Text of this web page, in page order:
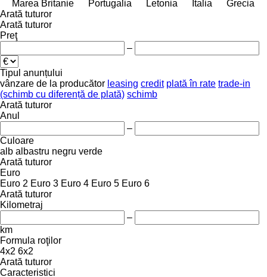
Marea Britanie
Portugalia Letonia Italia
Grecia
Arată tuturor
Arată tuturor
Preţ
–
Tipul anunțului
vânzare de la producător leasing credit plată în rate trade-in
(schimb cu diferență de plată) schimb
Arată tuturor
Anul
–
Culoare
alb albastru negru verde
Arată tuturor
Euro
Euro 2 Euro 3 Euro 4 Euro 5 Euro 6
Arată tuturor
Kilometraj
–
km
Formula roţilor
4x2 6x2
Arată tuturor
Caracteristici